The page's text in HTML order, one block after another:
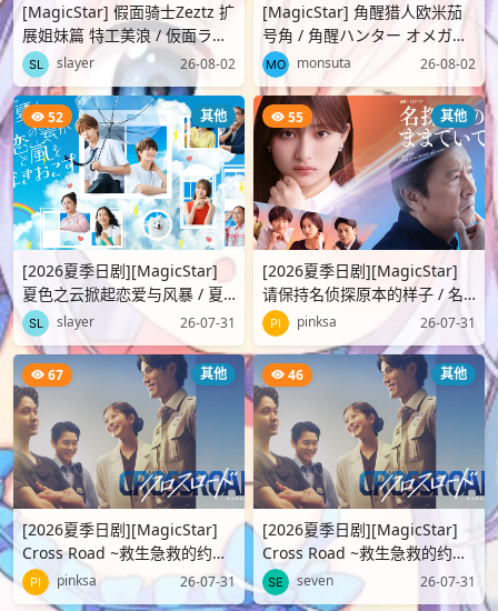
[MagicStar] 假面骑士Zeztz 扩
展姐妹篇 特工美浪 / 仮面ライ
ダーゼッツ Series of Sister’s
Substo..
slayer 26-08-02
[MagicStar] 角醒猎人欧米茄
号角 / 角醒ハンター オメガホ
ーン EP02 [WEBDL][1080p]
[TTFC][生]
monsuta 26-08-02
52 其他
[2026夏季日剧][MagicStar]
夏色之云掀起恋爱与风暴 / 夏
色の雲が恋と嵐をまきおこす
EP03 [WEBDL][1080p..
slayer 26-07-31
55 其他
[2026夏季日剧][MagicStar]
请保持名侦探原本的样子 / 名
探偵のままでいて EP02
[WEBDL][1080p][TELASA][..
pinksa 26-07-31
67 其他
[2026夏季日剧][MagicStar]
Cross Road ~救生急救的约定
~ / クロスロード ~救命救急の
約束~ EP04 [WEBDL]..
pinksa 26-07-31
46 其他
[2026夏季日剧][MagicStar]
Cross Road ~救生急救的约定
~ / クロスロード ~救命救急の
約束~ EP03 [WEBDL]..
seven 26-07-31